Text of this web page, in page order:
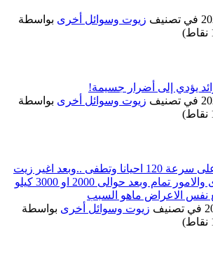
في تصنيف زيوت وسوائل أخرى بواسطة
نقاط)
يؤدي إلى أضرار جسيمة!
في تصنيف زيوت وسوائل أخرى بواسطة
نقاط)
لمبه الزيت تشتغل على سرعة 120 احيانا وتطفى ..وبعد اغير زيت
المحرك تمشى عادى والامور تمام وبعد حوالى 2000 او 3000 كيلو
نفس الاعراض ماهو السبب
في تصنيف زيوت وسوائل أخرى بواسطة
نقاط)